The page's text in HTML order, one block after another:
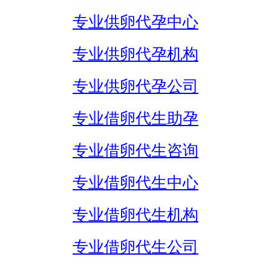
专业供卵代孕中心
专业供卵代孕机构
专业供卵代孕公司
专业借卵代生助孕
专业借卵代生咨询
专业借卵代生中心
专业借卵代生机构
专业借卵代生公司